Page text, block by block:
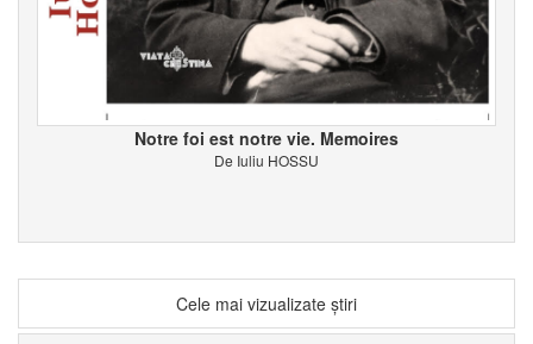
Notre foi est notre vie. Memoires
De Iuliu HOSSU
Cele mai vizualizate știri